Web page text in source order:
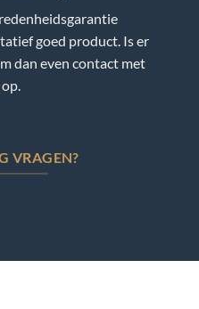
goed product. Is er
dan even contact met
VRAGEN?